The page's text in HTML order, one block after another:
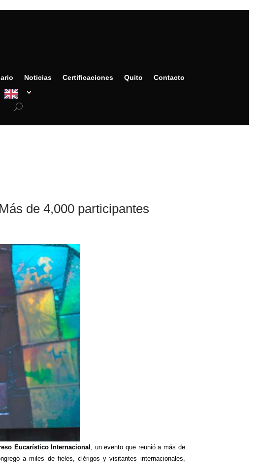
Noticias Certificaciones Quito Contacto
de 4,000 participantes
Eucarístico Internacional , un evento que reunió a más de
a miles de fieles, clérigos y visitantes internacionales,